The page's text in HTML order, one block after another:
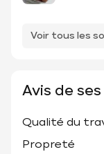
Voir tous les
Avis de
Qualité du
Propreté